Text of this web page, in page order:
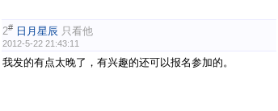
2# 日月星辰 只看他
2012-5-22 21:43:11
我发的有点太晚了，有兴趣的还可以报名参加的。